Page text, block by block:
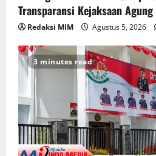
Transparansi Kejaksaan Agung
Redaksi MIM Agustus 5, 2026
3 minutes read